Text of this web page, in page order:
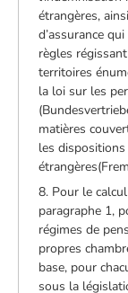
étrangères,
d’assurance
règles
territoires
la loi sur les
matières
les
8. Pour le
paragraphe 1,
régimes de
propres
base, pour
sous la